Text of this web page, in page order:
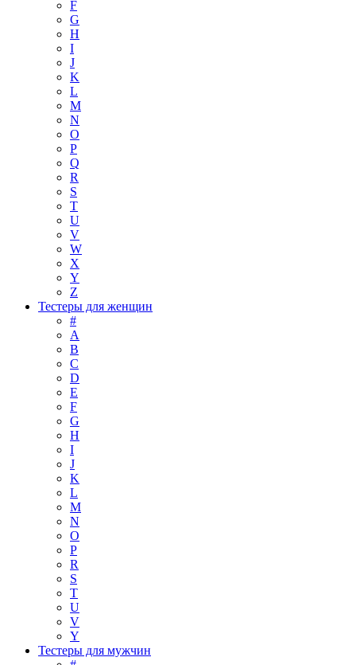
F
G
H
I
J
K
L
M
N
O
P
Q
R
S
T
U
V
W
X
Y
Z
Тестеры для женщин
#
A
B
C
D
E
F
G
H
I
J
K
L
M
N
O
P
R
S
T
U
V
Y
Тестеры для мужчин